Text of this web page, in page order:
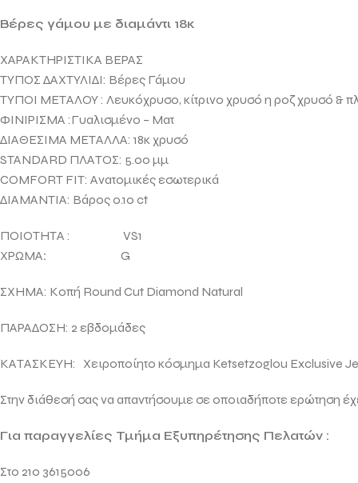
Βέρες γάμου με διαμάντι 18κ
ΧΑΡΑΚΤΗΡΙΣΤΙΚΑ ΒΕΡΑΣ
ΤΥΠΟΣ ΔΑΧΤΥΛΙΔΙ: Βέρες Γάμου
ΤΥΠΟΙ ΜΕΤΑΛΟΥ : Λευκόχρυσο, κίτρινο χρυσό η ροζ χρυσό &
ΦΙΝΙΡΙΣΜΑ :Γυαλισμένο – Ματ
ΔΙΑΘΕΣΙΜΑ ΜΕΤΑΛΛΑ: 18κ χρυσό
STANDARD ΠΛΑΤΟΣ: 5.00 μμ
COMFORT FIT: Ανατομικές εσωτερικά
ΔΙΑΜΑΝΤΙΑ: Βάρος 0.10 ct
ΠΟΙΟΤΗΤΑ : VS1
ΧΡΩΜΑ: G
ΣΧΗΜΑ: Κοπή Round Cut Diamοnd Natural
ΠΑΡΑΔΟΣΗ: 2 εβδομάδες
ΚΑΤΑΣΚΕΥΗ: Χειροποίητο κόσμημα Ketsetzoglou Exclusive
Στην διάθεσή σας να απαντήσουμε σε οποιαδήποτε ερώτηση
Για παραγγελίες Τμήμα Εξυπηρέτησης Πελατών :
Στο 210 3615006